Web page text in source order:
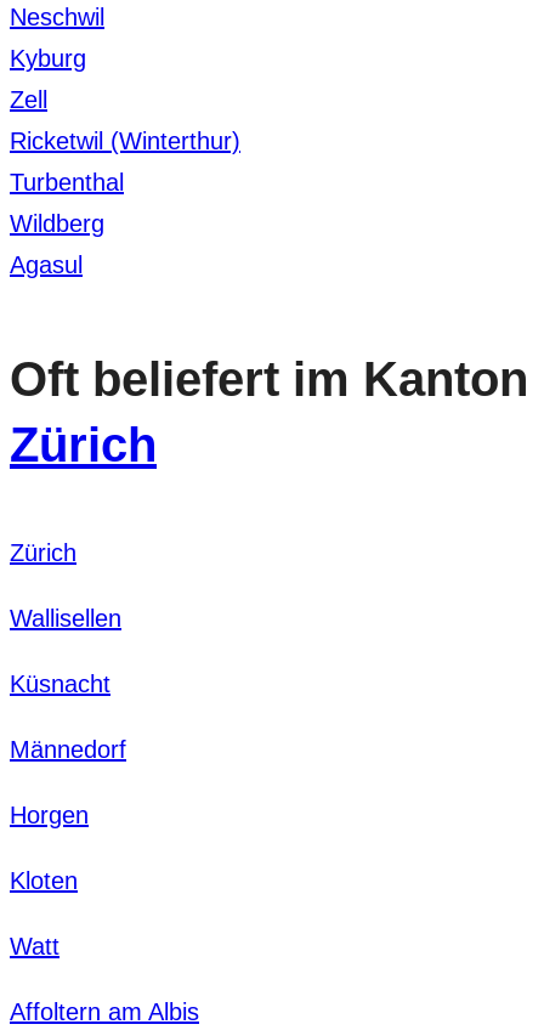
Neschwil
Kyburg
Zell
Ricketwil (Winterthur)
Turbenthal
Wildberg
Agasul
Oft beliefert im Kanton
Zürich
Zürich
Wallisellen
Küsnacht
Männedorf
Horgen
Kloten
Watt
Affoltern am Albis